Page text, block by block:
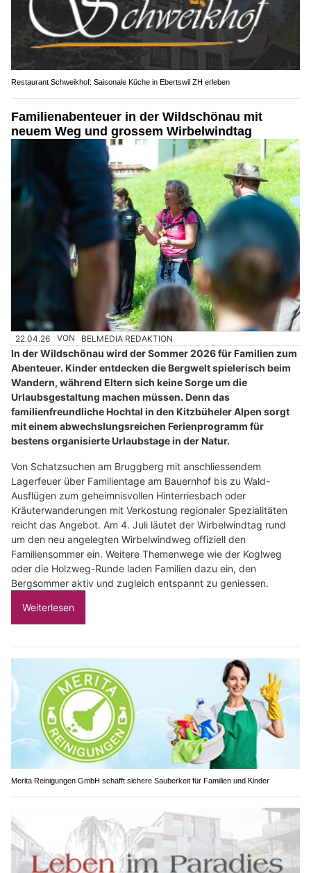
Restaurant Schweikhof: Saisonale Küche in Ebertswil ZH erleben
Familienabenteuer in der Wildschönau mit
neuem Weg und grossem Wirbelwindtag
22.04.26 VON BELMEDIA REDAKTION
In der Wildschönau wird der Sommer 2026 für Familien zum
Abenteuer. Kinder entdecken die Bergwelt spielerisch beim
Wandern, während Eltern sich keine Sorge um die
Urlaubsgestaltung machen müssen. Denn das
familienfreundliche Hochtal in den Kitzbüheler Alpen sorgt
mit einem abwechslungsreichen Ferienprogramm für
bestens organisierte Urlaubstage in der Natur.
Von Schatzsuchen am Bruggberg mit anschliessendem
Lagerfeuer über Familientage am Bauernhof bis zu Wald-
Ausflügen zum geheimnisvollen Hinterriesbach oder
Kräuterwanderungen mit Verkostung regionaler Spezialitäten
reicht das Angebot. Am 4. Juli läutet der Wirbelwindtag rund
um den neu angelegten Wirbelwindweg offiziell den
Familiensommer ein. Weitere Themenwege wie der Koglweg
oder die Holzweg-Runde laden Familien dazu ein, den
Bergsommer aktiv und zugleich entspannt zu geniessen.
Weiterlesen
Merita Reinigungen GmbH schafft sichere Sauberkeit für Familien und Kinder